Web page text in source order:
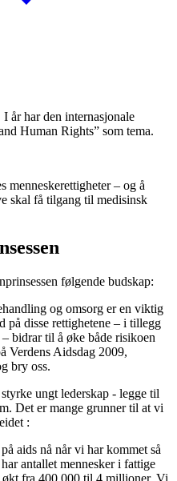
år har den internasjonale
Human Rights” som tema.
menneskerettigheter – og å
skal få tilgang til medisinsk
følgende budskap:
og omsorg er en viktig
på disse rettighetene – i tillegg
bidrar til å øke både risikoen
Verdens Aidsdag 2009,
bry oss.
ungt lederskap - legge til
Det er mange grunner til at vi
:
aids nå når vi har kommet så
antallet mennesker i fattige